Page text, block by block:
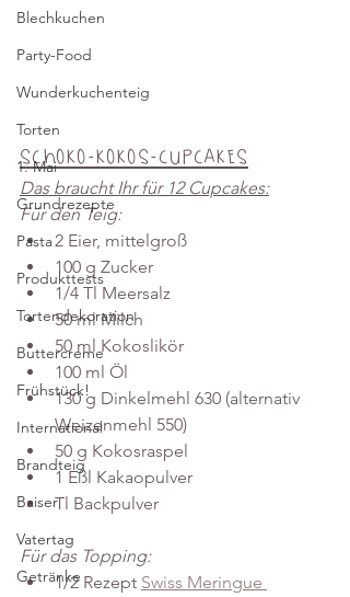
Blechkuchen
Party-Food
Wunderkuchenteig
Torten
1. Mai
Grundrezepte
Pasta
Produkttests
Tortendekoration
Buttercreme
Frühstück!
International
Brandteig
Baiser
Vatertag
Getränke
Schoko-Kokos-Cupcakes
Das braucht Ihr für 12 Cupcakes:
Für den Teig:
2 Eier, mittelgroß
100 g Zucker
1/4 Tl Meersalz
50 ml Milch
50 ml Kokoslikör
100 ml Öl
130 g Dinkelmehl 630 (alternativ
Weizenmehl 550)
50 g Kokosraspel
1 Eßl Kakaopulver
Tl Backpulver
Für das Topping:
1/2 Rezept Swiss Meringue